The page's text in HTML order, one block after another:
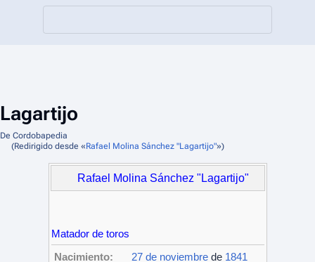
Lagartijo
De Cordobapedia
(Redirigido desde «Rafael Molina Sánchez "Lagartijo"»)
Rafael Molina Sánchez "Lagartijo"
Matador de toros
Nacimiento:
27 de noviembrede 1841